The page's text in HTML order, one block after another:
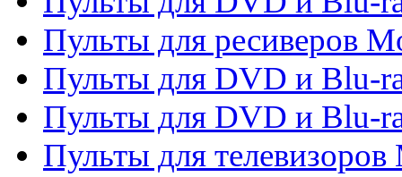
Пульты для ресиверов
Пульты для DVD и Blu-
Пульты для DVD и Blu-
Пульты для телевизоров